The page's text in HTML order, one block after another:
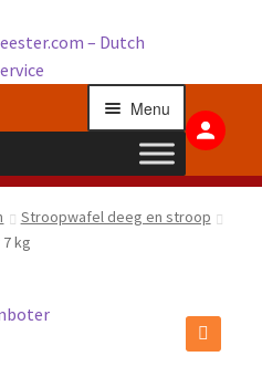
Menu
uitvouwen
Submenu
uitvouwen
Stroopwafel deeg en stroop
kg